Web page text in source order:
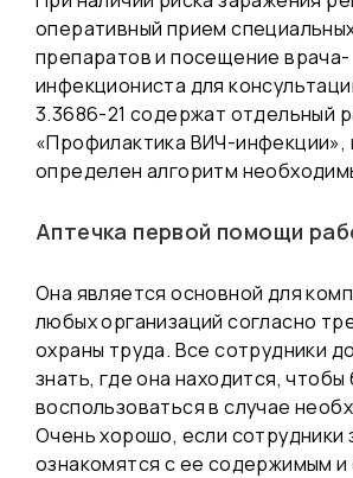
оперативный прием
препаратов и посещение врача-
инфекциониста для
3.3686-21 содержат отдельный
«Профилактика ВИЧ-инфекции»,
определен алгоритм
Аптечка первой помощи
Она является основной для
любых организаций согласно
охраны труда. Все сотрудники
знать, где она находится, чтобы
воспользоваться в случае
Очень хорошо, если сотрудники
ознакомятся с ее содержимым и